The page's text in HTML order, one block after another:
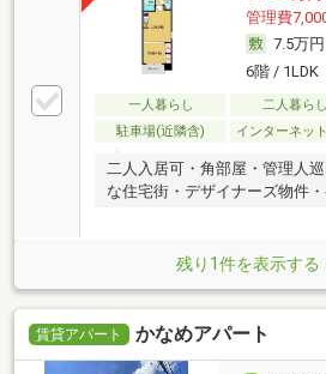
管理費
7.5万円
6階 / 1LDK
一人暮らし 二人暮らし
駐車場(近隣含)
インターネッ
二人入居可・角部屋・管理人
な住宅街・デザイナーズ物件
残り1件を表示する
賃貸アパート かなめアパート